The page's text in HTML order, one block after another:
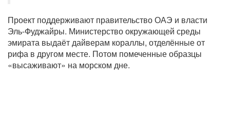
Проект поддерживают правительство ОАЭ и власти
Эль-Фуджайры. Министерство окружающей среды
эмирата выдаёт дайверам кораллы, отделённые от
рифа в другом месте. Потом помеченные образцы
«высаживают» на морском дне.